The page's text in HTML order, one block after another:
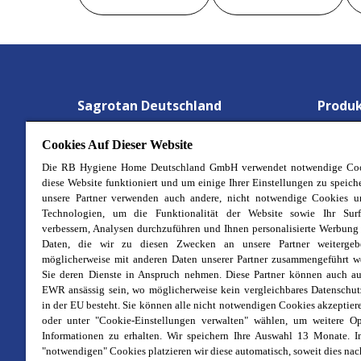
Sagrotan Deutschland
Gesund Detektive
Aktionen
Über uns
Stellenangebote
Kontakt
Impressum
Cookie-Richtlinie
Datenschutz
Rechtliche Bestimmungen
No-
Cookies Auf Dieser Website
Die RB Hygiene Home Deutschland GmbH verwendet notwendige
diese Website funktioniert und um einige Ihrer Einstellungen zu
unsere Partner verwenden auch andere, nicht notwendige Cookies
Technologien, um die Funktionalität der Website sowie Ihr
verbessern, Analysen durchzuführen und Ihnen personalisierte
Daten, die wir zu diesen Zwecken an unsere Partner
möglicherweise mit anderen Daten unserer Partner zusammengeführt
Sie deren Dienste in Anspruch nehmen. Diese Partner können auch
EWR ansässig sein, wo möglicherweise kein vergleichbares
in der EU besteht. Sie können alle nicht notwendigen Cookies
oder unter "Cookie-Einstellungen verwalten" wählen, um weitere
Informationen zu erhalten. Wir speichern Ihre Auswahl 13 Monate.
"notwendigen" Cookies platzieren wir diese automatisch, soweit dies